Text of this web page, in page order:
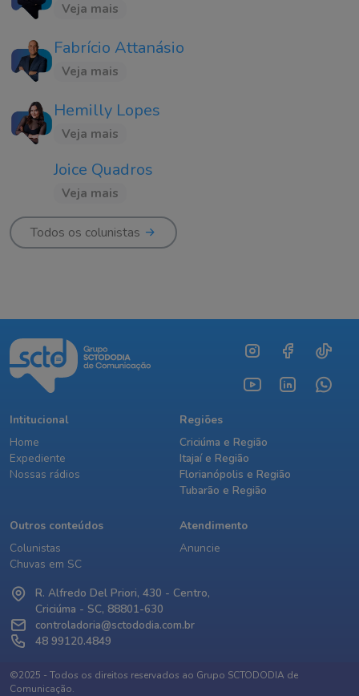
Veja mais
Fabrício Attanásio
Veja mais
Hemilly Lopes
Veja mais
Joice Quadros
Veja mais
Todos os colunistas
Intitucional
Home
Expediente
Nossas rádios
Regiões
Criciúma e Região
Itajaí e Região
Florianópolis e Região
Tubarão e Região
Outros conteúdos
Colunistas
Chuvas em SC
Atendimento
Anuncie
R. Alfredo Del Priori, 430 - Centro,
Criciúma - SC, 88801-630
controladoria@sctododia.com.br
48 99120.4849
©2025 - Todos os direitos reservados ao Grupo SCTODODIA de
Comunicação.